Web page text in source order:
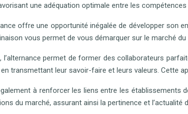
une adéquation optimale entre les
offre une opportunité inégalée de développer
vous permet de vous démarquer sur le marché
l’alternance permet de former des collaborateurs
transmettant leur savoir-faire et leurs valeurs. Cette
à renforcer les liens entre les
du marché, assurant ainsi la pertinence et l’actualité